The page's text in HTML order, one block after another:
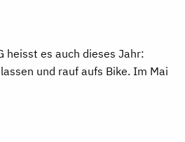
heisst es auch dieses Jahr:
und rauf aufs Bike. Im Mai